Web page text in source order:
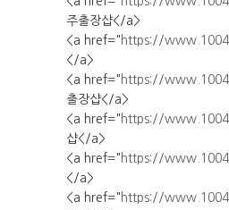
주출장샵</a>
<a href=" https://
</a>
<a href=" https://
출장샵</a>
<a href=" https://
샵</a>
<a href=" https://
</a>
<a href=" https://